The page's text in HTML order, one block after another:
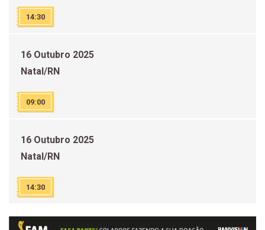
14:30
16 Outubro 2025
Natal/RN
09:00
16 Outubro 2025
Natal/RN
14:30